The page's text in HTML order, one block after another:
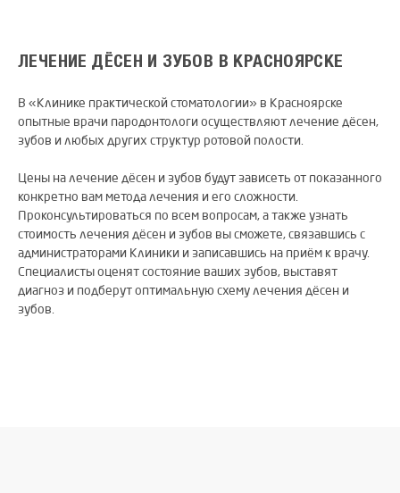
ЛЕЧЕНИЕ ДЁСЕН И ЗУБОВ В КРАСНОЯРСКЕ
В «Клинике практической стоматологии» в Красноярске
опытные врачи пародонтологи осуществляют лечение дёсен,
зубов и любых других структур ротовой полости.
Цены на лечение дёсен и зубов будут зависеть от показанного
конкретно вам метода лечения и его сложности.
Проконсультироваться по всем вопросам, а также узнать
стоимость лечения дёсен и зубов вы сможете, связавшись с
администраторами Клиники и записавшись на приём к врачу.
Специалисты оценят состояние ваших зубов, выставят
диагноз и подберут оптимальную схему лечения дёсен и
зубов.